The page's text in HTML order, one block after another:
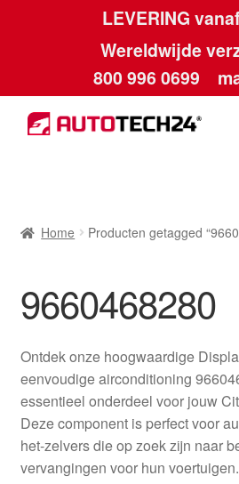
LEVERING
Wereldwijde
800 996 0699
Ga
door
Ga
naar
Betalingen
Contact
Kassa
Klachten
Home Producten getagged
9660468280
Ontdek onze hoogwaardige
eenvoudige airconditioning
essentieel onderdeel voor jouw
Deze component is perfect voor
het-zelvers die op zoek zijn naar
vervangingen voor hun voertuigen.